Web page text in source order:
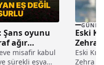
Şans oyunu
ağır
misafir kabul
sürekli eşya
Eski
Zehra
Eski
Zehra